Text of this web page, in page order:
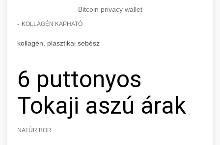
Bitcoin privacy wallet
- KOLLAGÉN KAPHATÓ
kollagén, plasztikai sebész
6 puttonyos
Tokaji aszú árak
NATÚR BOR